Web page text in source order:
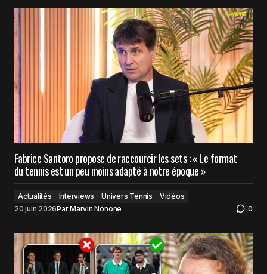
Fabrice Santoro propose de raccourcir les sets : « Le format
du tennis est un peu moins adapté à notre époque »
Actualités Interviews Univers Tennis
Vidéos
20 juin 2026ParMarvin Nonone 0